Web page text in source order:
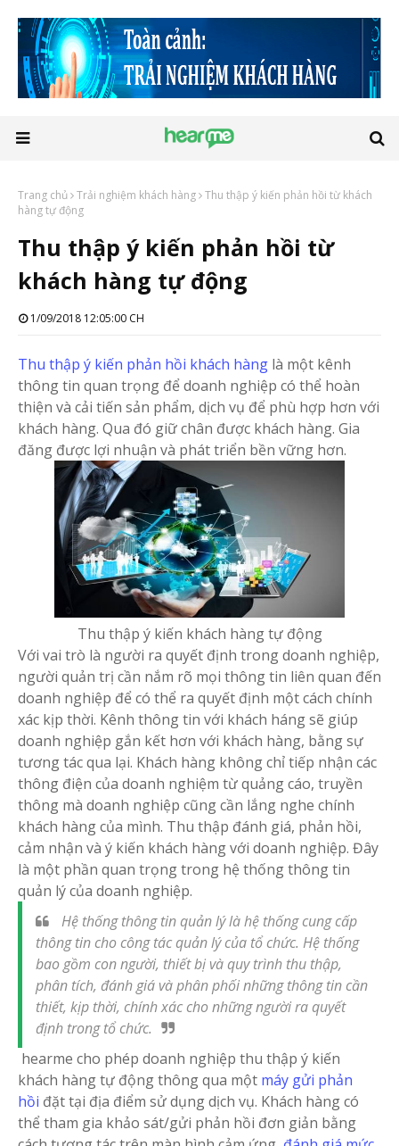
Trang chủ Trải nghiệm khách hàng Thu thập ý kiến phản hồi từ khách
hàng tự động
Thu thập ý kiến phản hồi từ
khách hàng tự động
1/09/2018 12:05:00 CH
Thu thập ý kiến phản hồi khách hàng là một kênh
thông tin quan trọng để doanh nghiệp có thể hoàn
thiện và cải tiến sản phẩm, dịch vụ để phù hợp hơn với
khách hàng. Qua đó giữ chân được khách hàng. Gia
đăng được lợi nhuận và phát triển bền vững hơn.
Thu thập ý kiến khách hàng tự động
Với vai trò là người ra quyết định trong doanh nghiệp,
người quản trị cần nắm rõ mọi thông tin liên quan đến
doanh nghiệp để có thể ra quyết định một cách chính
xác kịp thời. Kênh thông tin với khách háng sẽ giúp
doanh nghiệp gắn kết hơn với khách hàng, bằng sự
tương tác qua lại. Khách hàng không chỉ tiếp nhận các
thông điện của doanh nghiệm từ quảng cáo, truyền
thông mà doanh nghiệp cũng cần lắng nghe chính
khách hàng của mình. Thu thập đánh giá, phản hồi,
cảm nhận và ý kiến khách hàng với doanh nghiệp. Đây
là một phần quan trọng trong hệ thống thông tin
quản lý của doanh nghiệp.
Hệ thống thông tin quản lý là hệ thống cung cấp
thông tin cho công tác quản lý của tổ chức. Hệ thống
bao gồm con người, thiết bị và quy trình thu thập,
phân tích, đánh giá và phân phối những thông tin cần
thiết, kịp thời, chính xác cho những người ra quyết
định trong tổ chức.
hearme cho phép doanh nghiệp thu thập ý kiến
khách hàng tự động thông qua một máy gửi phản
hồi đặt tại địa điểm sử dụng dịch vụ. Khách hàng có
thể tham gia khảo sát/gửi phản hồi đơn giản bằng